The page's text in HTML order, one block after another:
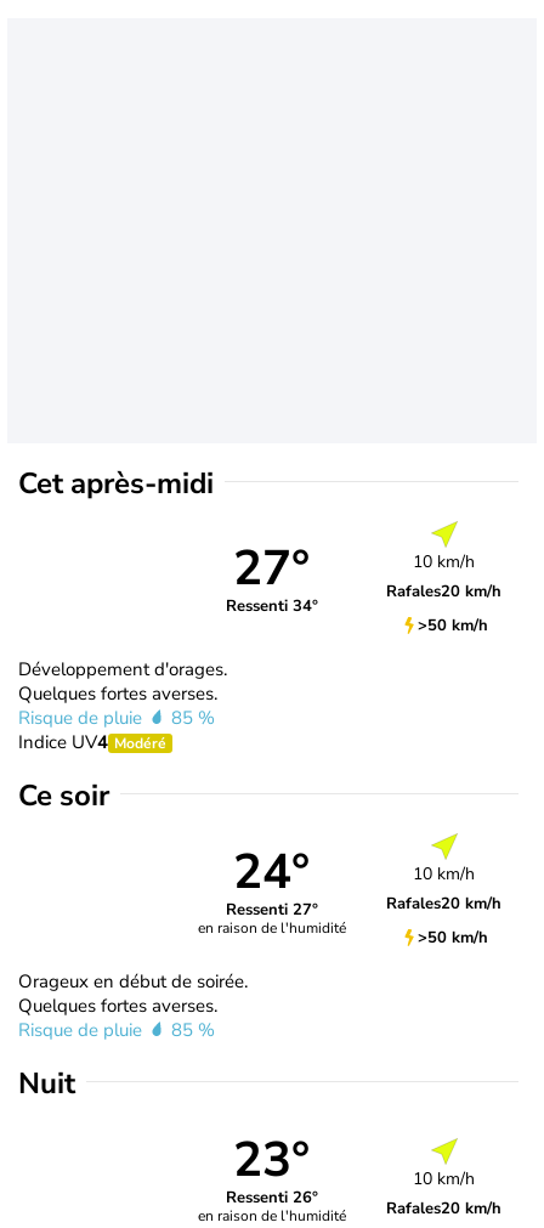
Cet après-midi
27°
Ressenti 34°
10 km/h
Rafales20 km/h
>50 km/h
Développement d'orages.
Quelques fortes averses.
Risque de pluie
85 %
Indice UV4 Modéré
Ce soir
24°
Ressenti 27°
en raison de l'humidité
10 km/h
Rafales20 km/h
>50 km/h
Orageux en début de soirée.
Quelques fortes averses.
Risque de pluie
85 %
Nuit
23°
Ressenti 26°
en raison de l'humidité
10 km/h
Rafales20 km/h